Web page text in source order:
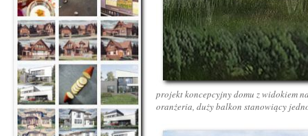
projekt koncepcyjny domu z widokiem
oranżeria, duży balkon stanowiący